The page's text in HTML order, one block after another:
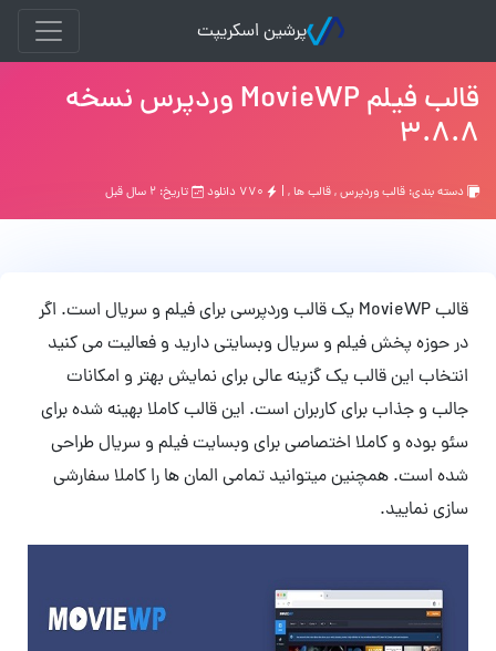
پرشین اسکریپت
قالب فیلم MovieWP وردپرس نسخه
3.8.8
دسته بندی: قالب وردپرس,قالب ها, | تاریخ: ۲ سال قبل
قالب MovieWP یک قالب وردپرسی برای فیلم و سریال است. اگر
در حوزه پخش فیلم و سریال وبسایتی دارید و فعالیت می کنید
انتخاب این قالب یک گزینه عالی برای نمایش بهتر و امکانات
جالب و جذاب برای کاربران است. این قالب کاملا بهینه شده برای
سئو بوده و کاملا اختصاصی برای وبسایت فیلم و سریال طراحی
شده است. همچنین میتوانید تمامی المان ها را کاملا سفارشی
سازی نمایید.